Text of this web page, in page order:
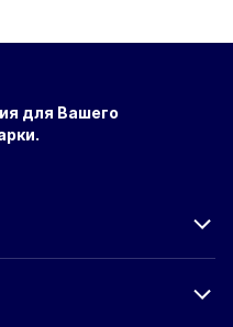
для Вашего